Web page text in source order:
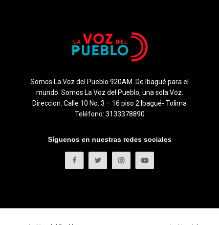
Somos La Voz del Pueblo 920AM. De Ibagué para el
mundo. Somos La Voz del Pueblo, una sola Voz.
Direccion: Calle 10 No. 3 – 16 piso 2 Ibagué- Tolima
Teléfono: 3133378890
Síguenos en nuestras redes sociales